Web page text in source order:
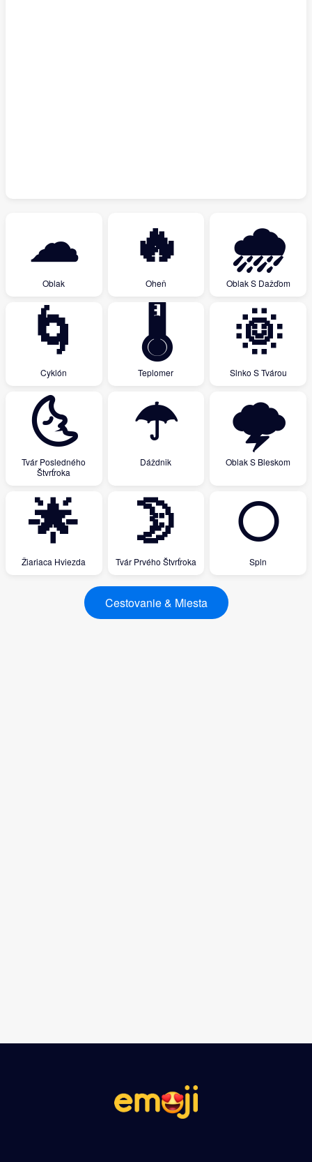
☁
Oblak
🔥
Oheň
🌧
Oblak S Dažďom
🌀
Cyklón
🌡
Teplomer
🌞
Slnko S Tvárou
🌜
Tvár Posledného
Štvrťroka
☂
Dáždnik
🌩
Oblak S Bleskom
🌟
Žiariaca Hviezda
🌛
Tvár Prvého Štvrťroka
🌕
Spln
Cestovanie & Miesta